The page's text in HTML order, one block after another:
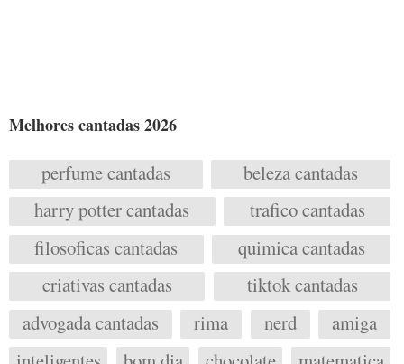
Melhores cantadas 2026
perfume cantadas
beleza cantadas
harry potter cantadas
trafico cantadas
filosoficas cantadas
quimica cantadas
criativas cantadas
tiktok cantadas
advogada cantadas
rima nerd
amiga